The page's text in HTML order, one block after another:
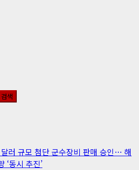
러 규모 첨단 군수장비 판매 승인… 해
‘동시 추진’